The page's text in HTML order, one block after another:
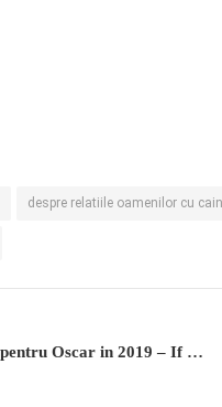
despre relatiile oamenilor cu
Cursa pentru Oscar in 2019 – If Beale Street Could Talk